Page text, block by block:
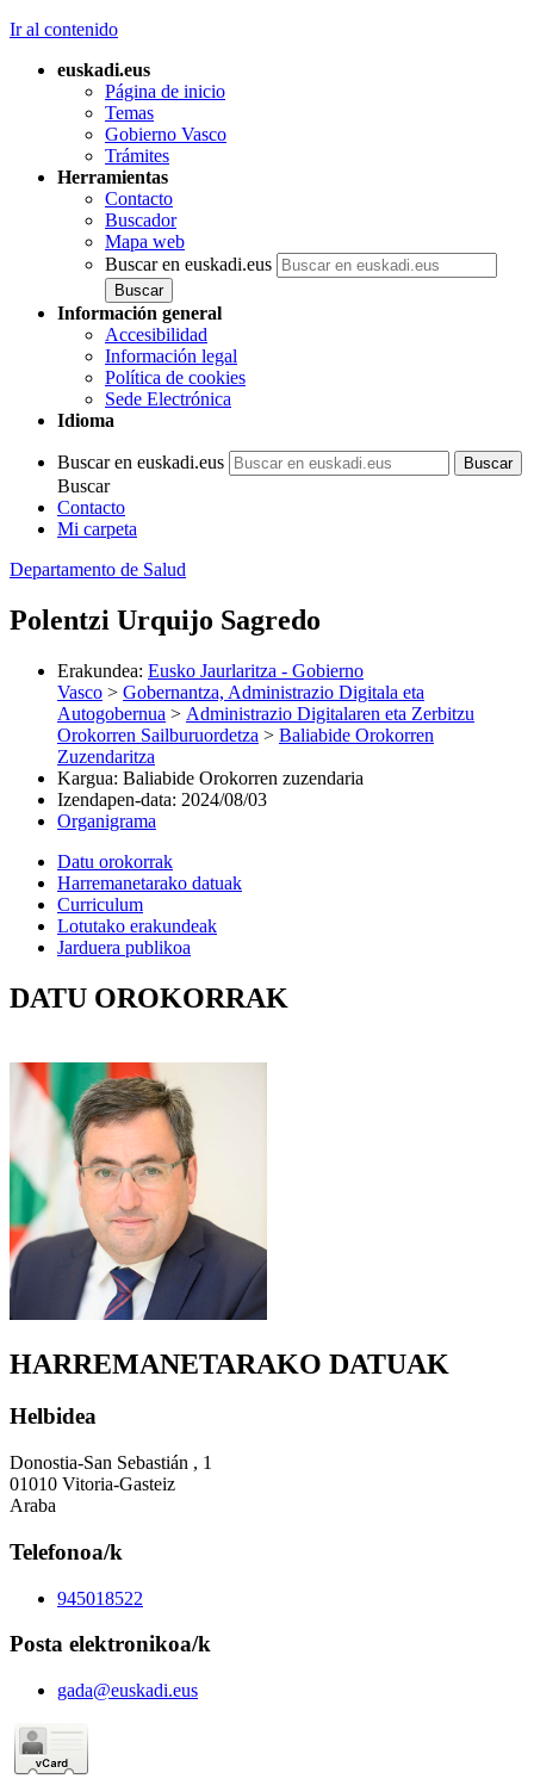
Ir al contenido
euskadi.eus
Página de inicio
Temas
Gobierno Vasco
Trámites
Herramientas
Contacto
Buscador
Mapa web
Buscar en euskadi.eus
Información general
Accesibilidad
Información legal
Política de cookies
Sede Electrónica
Idioma
Buscar en euskadi.eus
Buscar
Contacto
Mi carpeta
Departamento de Salud
Polentzi Urquijo Sagredo
Erakundea: Eusko Jaurlaritza - Gobierno
Vasco > Gobernantza, Administrazio Digitala eta
Autogobernua > Administrazio Digitalaren eta Zerbitzu
Orokorren Sailburuordetza > Baliabide Orokorren
Zuzendaritza
Kargua: Baliabide Orokorren zuzendaria
Izendapen-data: 2024/08/03
Organigrama
Datu orokorrak
Harremanetarako datuak
Curriculum
Lotutako erakundeak
Jarduera publikoa
DATU OROKORRAK
HARREMANETARAKO DATUAK
Helbidea
Donostia-San Sebastián , 1
01010 Vitoria-Gasteiz
Araba
Telefonoa/k
945018522
Posta elektronikoa/k
gada@euskadi.eus